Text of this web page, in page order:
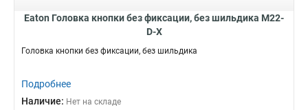
Eaton Головка кнопки без фиксации, без шильдика M22-
D-X
Головка кнопки без фиксации, без шильдика
Подробнее
Наличие: Нет на складе